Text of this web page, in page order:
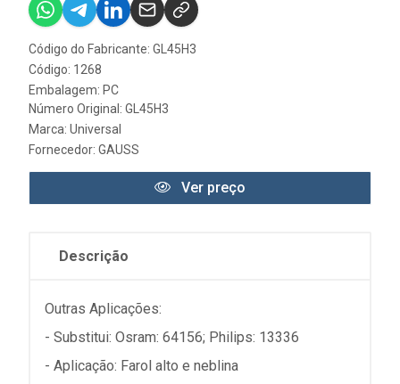
Código do Fabricante: GL45H3
Código: 1268
Embalagem: PC
Número Original: GL45H3
Marca: Universal
Fornecedor: GAUSS
Ver preço
Descrição
Outras Aplicações:
- Substitui: Osram: 64156; Philips: 13336
- Aplicação: Farol alto e neblina